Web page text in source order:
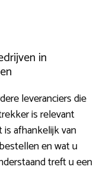
in
leveranciers die
is relevant
afhankelijk van
en wat u
treft u een